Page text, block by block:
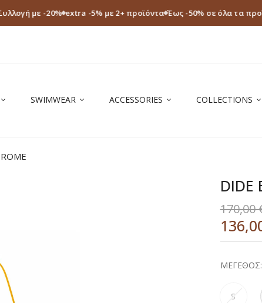
με -20% extra -5% με 2+ προϊόντα Έως -50% σε όλα τα
SWIMWEAR ACCESSORIES COLLECTIONS
DIDE
170,00
ΜΈΓΕΘΟΣ
S